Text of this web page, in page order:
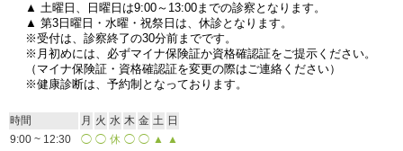
▲ 土曜日、日曜日は9:00～13:00までの診察となります。
▲ 第3日曜日・水曜・祝祭日は、休診となります。
※受付は、診察終了の30分前までです。
※月初めには、必ずマイナ保険証か資格確認証をご提示ください。
（マイナ保険証・資格確認証を変更の際はご連絡ください）
※健康診断は、予約制となっております。
時間 月 火 水 木 金 土 日
9:00 ~ 12:30
◯ ◯ 休 ◯ ◯ ▲ ▲